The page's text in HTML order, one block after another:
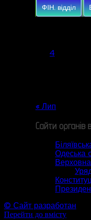
ФІН. відділ
4
« Лип
Сайти органів
Одеська
© Сайт разработан
Перейти до вмісту